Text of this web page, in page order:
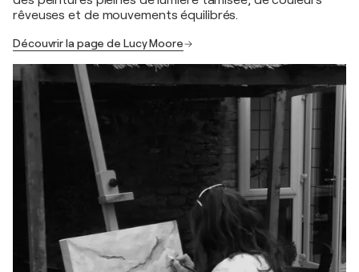
rêveuses et de mouvements équilibrés.
Découvrir la page de Lucy Moore